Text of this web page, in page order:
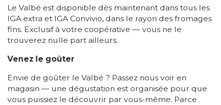
Le Valbé est disponible dès maintenant dans tous les
IGA extra et IGA Convivio, dans le rayon des fromages
fins. Exclusif à votre coopérative — vous ne le
trouverez nulle part ailleurs.
Venez le goûter
Envie de goûter le Valbé ? Passez nous voir en
magasin — une dégustation est organisée pour que
vous puissiez le découvrir par vous-même. Parce